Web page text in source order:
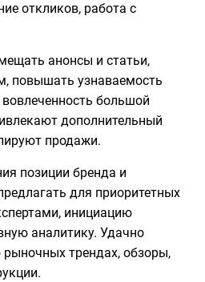
откликов, работа с
анонсы и статьи,
повышать узнаваемость
большой
дополнительный
продажи.
позиции бренда и
для приоритетных
инициацию
аналитику. Удачно
трендах, обзоры,